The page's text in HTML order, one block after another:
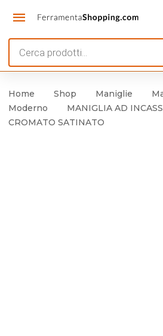
search
Home Shop Maniglie
Moderno
MANIGLIA AD
CROMATO SATINATO